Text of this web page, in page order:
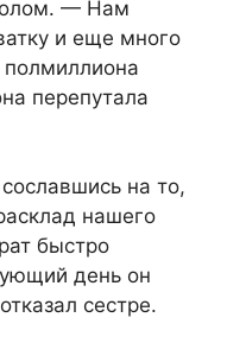
— Нам
и еще много
перепутала
на то,
нашего
быстро
день он
сестре.